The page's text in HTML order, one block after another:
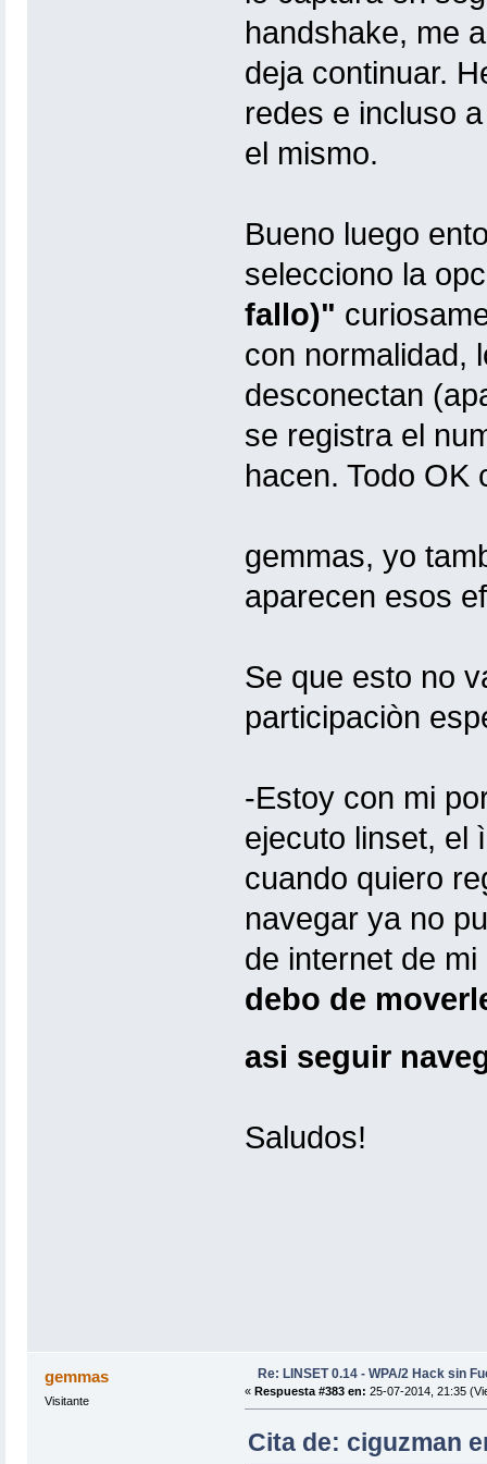
handshake, me
deja continuar.
redes e incluso
el mismo.
Bueno luego
selecciono la
fallo)"
con normalidad,
desconectan
se registra el
hacen. Todo OK
gemmas, yo
aparecen esos
Se que esto no
participaciòn
-Estoy con mi
ejecuto linset, el
cuando quiero
navegar ya no
de internet de
debo de
asi seguir
Saludos!
gemmas
Visitante
Re: LINSET 0.14 - WPA/2 Hack sin
« Respuesta #383 en: 25-07-2014, 21:35
Cita de: ciguzman